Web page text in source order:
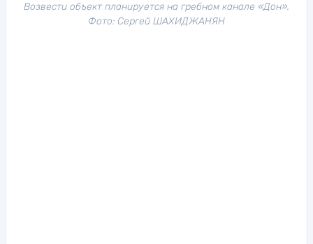
Возвести объект планируется на гребном канале «Дон».
Фото: Сергей ШАХИДЖАНЯН